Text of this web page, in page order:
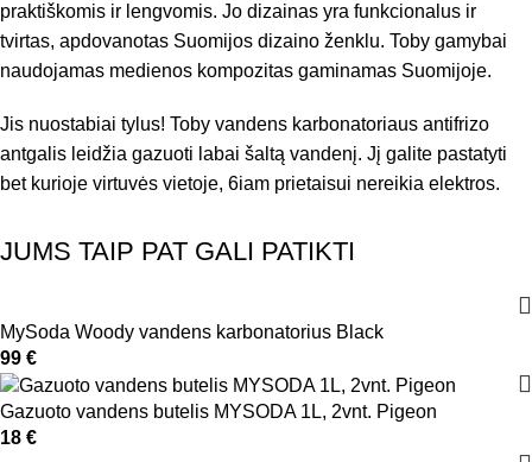
praktiškomis ir lengvomis. Jo dizainas yra funkcionalus ir
tvirtas, apdovanotas Suomijos dizaino ženklu. Toby gamybai
naudojamas medienos kompozitas gaminamas Suomijoje.
Jis nuostabiai tylus! Toby vandens karbonatoriaus antifrizo
antgalis leidžia gazuoti labai šaltą vandenį. Jį galite pastatyti
bet kurioje virtuvės vietoje, 6iam prietaisui nereikia elektros.
JUMS TAIP PAT GALI PATIKTI
MySoda Woody vandens karbonatorius Black
99 €
Gazuoto vandens butelis MYSODA 1L, 2vnt. Pigeon
18 €